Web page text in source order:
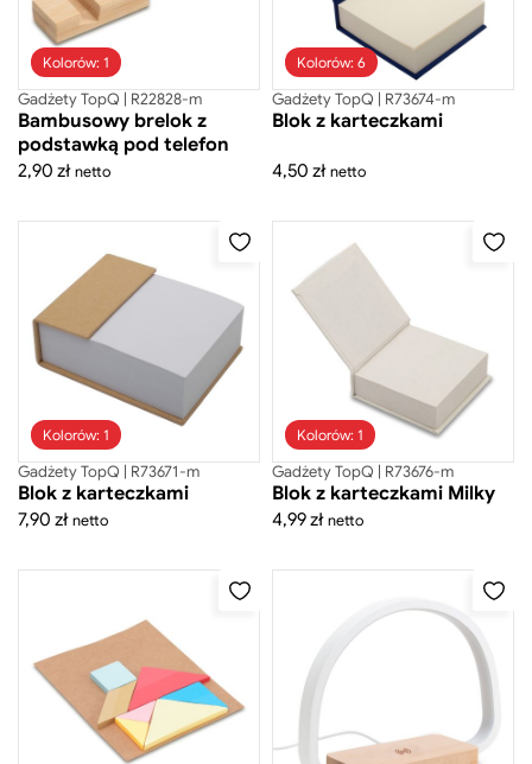
Akcesoria do telefonów
Akcesoria osobiste
Branżowe
Breloki
Do domu
Akcesoria komputerowe i smartfonowe
Notesy, Notatniki
Teczki konferencyjne
Torby na dokumenty
Wizytowniki
Zegary
Gadżety CSR
Kolorów: 1
Gadżety TopQ | R22828-m
Bambusowy brelok z
podstawką pod telefon
2,90 złnetto
Kolorów: 6
Gadżety TopQ | R73674-m
Blok z karteczkami
4,50 złnetto
Kolorów: 1
Gadżety TopQ | R73671-m
Blok z karteczkami
7,90 złnetto
Kolorów: 1
Gadżety TopQ | R73676-m
Blok z karteczkami Milky
4,99złnetto